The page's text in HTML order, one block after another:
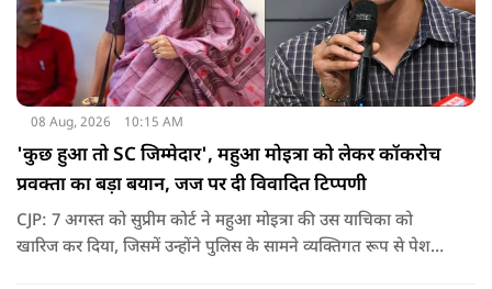
08 Aug, 2026 10:15 AM
'कुछ हुआ तो SC जिम्मेदार', महुआ मोइत्रा को लेकर कॉकरोच
प्रवक्ता का बड़ा बयान, जज पर दी विवादित टिप्पणी
CJP: 7 अगस्त को सुप्रीम कोर्ट ने महुआ मोइत्रा की उस याचिका को
खारिज कर दिया, जिसमें उन्होंने पुलिस के सामने व्यक्तिगत रूप से पेश